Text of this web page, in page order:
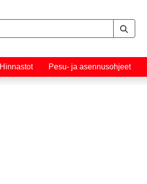
Hinnastot Pesu- ja asennusohjeet